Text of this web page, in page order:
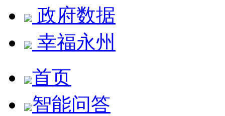
政府数据
幸福永州
首页
智能问答